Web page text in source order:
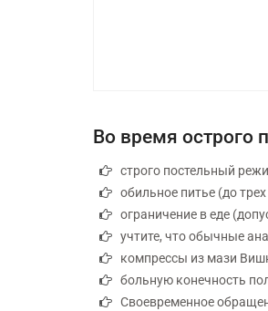
Во время острого
строго постельный
обильное питье (до
ограничение в еде
учтите, что обычные
компрессы из мази
больную конечность
Своевременное